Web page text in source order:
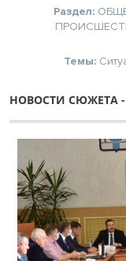
Раздел:
Темы:
НОВОСТИ СЮЖЕТА -